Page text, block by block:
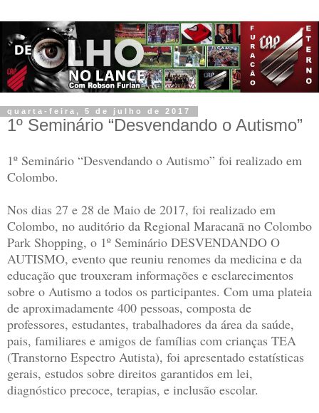
quarta-feira, 5 de julho de 2017
1º Seminário “Desvendando o Autismo”
1º Seminário “Desvendando o Autismo” foi realizado em
Colombo.
Nos dias 27 e 28 de Maio de 2017, foi realizado em
Colombo, no auditório da Regional Maracanã no Colombo
Park Shopping, o 1º Seminário DESVENDANDO O
AUTISMO, evento que reuniu renomes da medicina e da
educação que trouxeram informações e esclarecimentos
sobre o Autismo a todos os participantes. Com uma plateia
de aproximadamente 400 pessoas, composta de
professores, estudantes, trabalhadores da área da saúde,
pais, familiares e amigos de famílias com crianças TEA
(Transtorno Espectro Autista), foi apresentado estatísticas
gerais, estudos sobre direitos garantidos em lei,
diagnóstico precoce, terapias, e inclusão escolar.